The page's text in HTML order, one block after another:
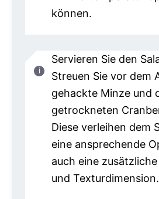
können.
Servieren Sie den
Streuen Sie vor dem
gehackte Minze und
getrockneten
Diese verleihen dem
eine ansprechende
auch eine
und Texturdimension.